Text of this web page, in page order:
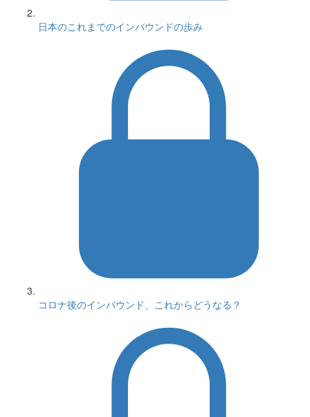
日本のこれまでのインバウンドの歩み
コロナ後のインバウンド、これからどうなる？